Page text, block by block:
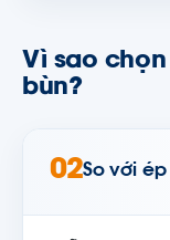
Vì sao
bùn?
02So với